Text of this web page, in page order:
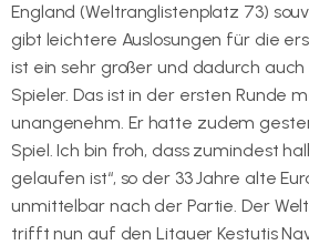
England (Weltranglistenplatz 73)
gibt leichtere Auslosungen für die
ist ein sehr großer und dadurch
Spieler. Das ist in der ersten Runde
unangenehm. Er hatte zudem
Spiel. Ich bin froh, dass zumindest
gelaufen ist“, so der 33 Jahre alte
unmittelbar nach der Partie. Der
trifft nun auf den Litauer Kestutis